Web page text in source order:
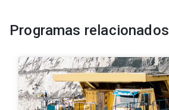
Programas relacionados